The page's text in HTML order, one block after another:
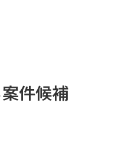
件候補